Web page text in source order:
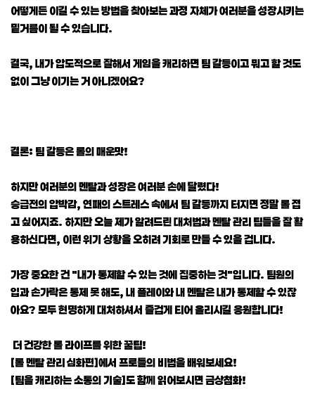
어떻게든 이길 수 있는 방법을 찾아보는 과정 자체가 여러분을 성장시키는
밑거름이 될 수 있습니다.
결국, 내가 압도적으로 잘해서 게임을 캐리하면 팀 갈등이고 뭐고 할 것도
없이 그냥 이기는 거 아니겠어요?
결론: 팀 갈등은 롤의 매운맛!
하지만 여러분의 멘탈과 성장은 여러분 손에 달렸다!
승급전의 압박감, 연패의 스트레스 속에서 팀 갈등까지 터지면 정말 롤 접
고 싶어지죠. 하지만 오늘 제가 알려드린 대처법과 멘탈 관리 팁들을 잘 활
용하신다면, 이런 위기 상황을 오히려 기회로 만들 수 있을 겁니다.
가장 중요한 건 "내가 통제할 수 있는 것에 집중하는 것"입니다. 팀원의
입과 손가락은 통제 못 해도, 내 플레이와 내 멘탈은 내가 통제할 수 있잖
아요? 모두 현명하게 대처하셔서 즐겁게 티어 올리시길 응원합니다!
더 건강한 롤 라이프를 위한 꿀팁!
[롤 멘탈 관리 심화편]에서 프로들의 비법을 배워보세요!
[팀을 캐리하는 소통의 기술]도 함께 읽어보시면 금상첨화!